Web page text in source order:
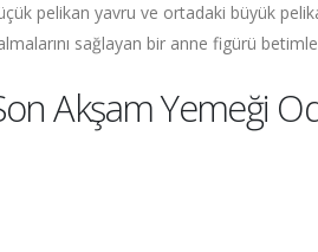
pelikan yavru ve ortadaki büyük
sağlayan bir anne figürü
Akşam Yemeği